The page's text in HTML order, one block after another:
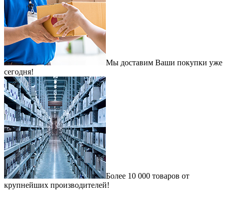
Мы доставим Ваши покупки уже
сегодня!
Более 10 000 товаров от
крупнейших производителей!